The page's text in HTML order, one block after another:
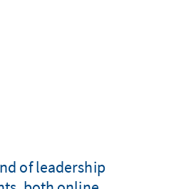
of leadership